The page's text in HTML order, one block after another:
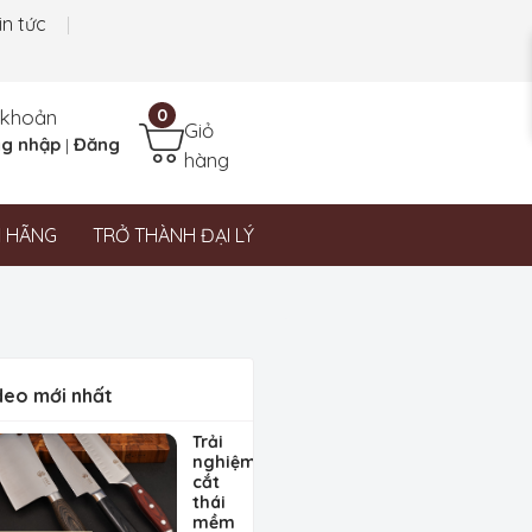
tức
nhập| Đăng
Giỏ
hàng
0
HÃNG TRỞ THÀNH ĐẠI LÝ
mới nhất
Trải
nghiệm
cắt
thái
mềm